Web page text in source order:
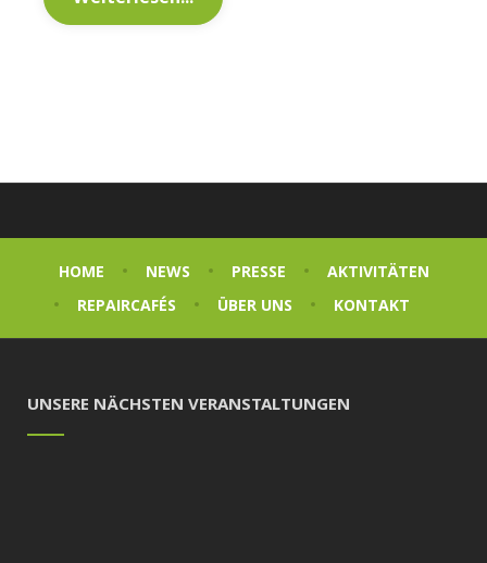
HOME NEWS PRESSE
AKTIVITÄTEN
REPAIRCAFÉS
ÜBER UNS KONTAKT
UNSERE NÄCHSTEN VERANSTALTUNGEN